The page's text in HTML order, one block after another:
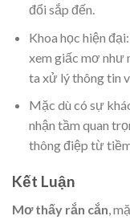
đổi sắp đến.
Khoa học hiện
xem giấc mơ như
ta xử lý thông tin
Mặc dù có sự
nhận tầm quan
thông điệp từ
Kết Luận
Mơ thấy rắn cắn ,